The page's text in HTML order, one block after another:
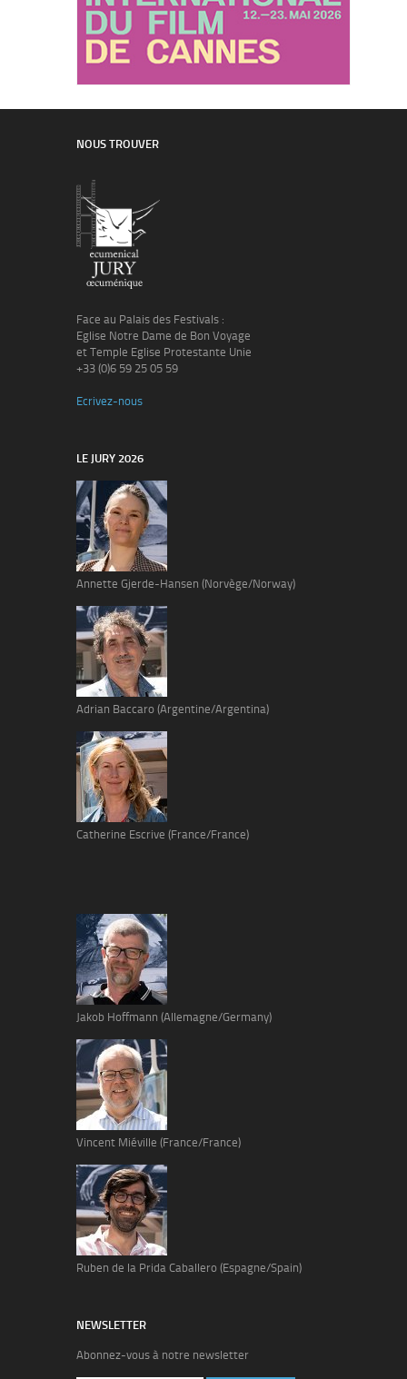
NOUS TROUVER
Face au Palais des Festivals :
Eglise Notre Dame de Bon Voyage
et Temple Eglise Protestante Unie
+33 (0)6 59 25 05 59
Ecrivez-nous
LE JURY 2026
Annette Gjerde-Hansen (Norvège/Norway)
Adrian Baccaro (Argentine/Argentina)
Catherine Escrive (France/France)
Jakob Hoffmann (Allemagne/Germany)
Vincent Miéville (France/France)
Ruben de la Prida Caballero (Espagne/Spain)
NEWSLETTER
Abonnez-vous à notre newsletter